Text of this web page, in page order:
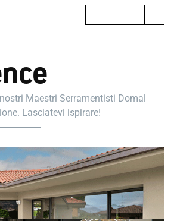
Maestri Serramentisti Domal
Lasciatevi ispirare!
sai da dove cominciare con il tuo
di consigli?